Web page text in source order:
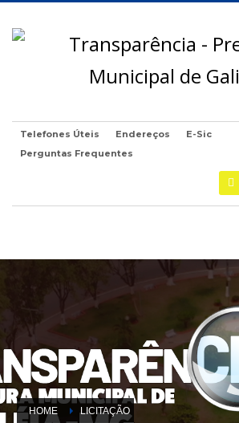
Telefones Úteis Endereços
E-Sic
Perguntas Frequentes
HOME LICITAÇÃO